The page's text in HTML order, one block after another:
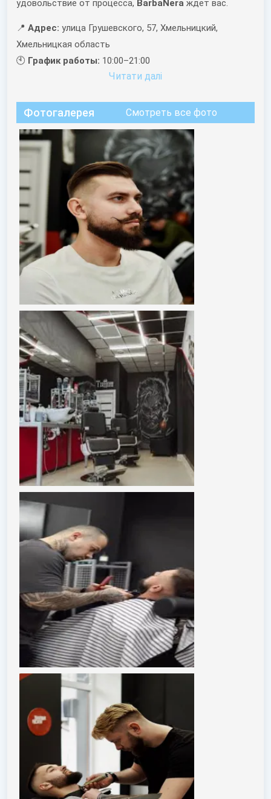
удовольствие от процесса, BarbaNera ждет вас.
📍 Адрес: улица Грушевского, 57, Хмельницкий,
Хмельницкая область
🕙 График работы: 10:00–21:00
Читати далi
Фотогалерея Смотреть все фото